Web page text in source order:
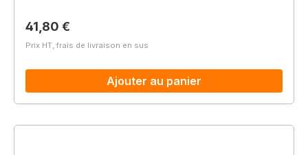
Prix régulier :
41,80 €
Prix HT, frais de livraison en sus
Ajouter au panier